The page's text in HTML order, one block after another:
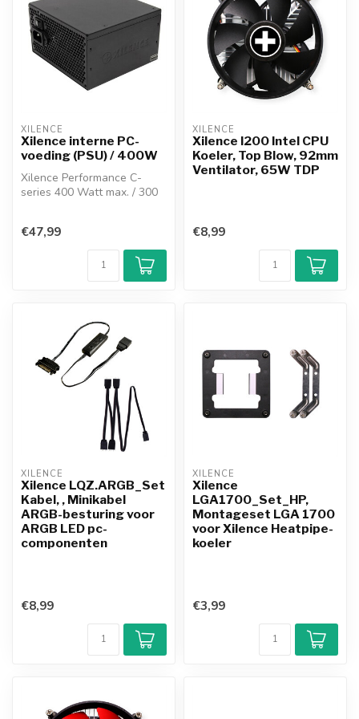
XILENCE
Xilence interne PC-
voeding (PSU) / 400W
Xilence Performance C-
series 400 Watt max. / 300
€47,99
XILENCE
Xilence I200 Intel CPU
Koeler, Top Blow, 92mm
Ventilator, 65W TDP
€8,99
XILENCE
Xilence LQZ.ARGB_Set
Kabel, , Minikabel
ARGB-besturing voor
ARGB LED pc-
componenten
€8,99
XILENCE
Xilence
LGA1700_Set_HP,
Montageset LGA 1700
voor Xilence Heatpipe-
koeler
€3,99